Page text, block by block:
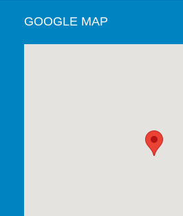
GOOGLE MAP